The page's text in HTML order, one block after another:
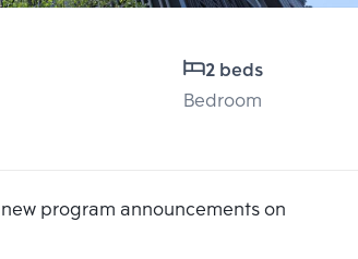
2 beds
Bedroom
program announcements on